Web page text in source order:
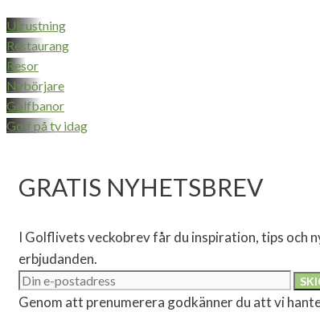
Utrustning
Restaurang
Resor
Nybörjare
Golfbanor
Golf på tv idag
GRATIS NYHETSBREV
I Golflivets veckobrev får du inspiration, tips och
erbjudanden.
Genom att prenumerera godkänner du att vi